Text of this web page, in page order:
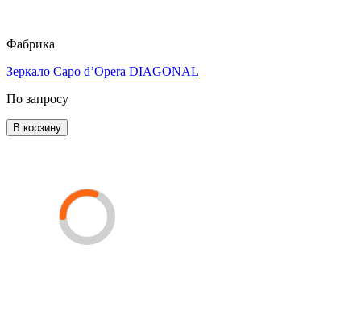
Фабрика
Зеркало Capo d’Opera DIAGONAL
По запросу
В корзину